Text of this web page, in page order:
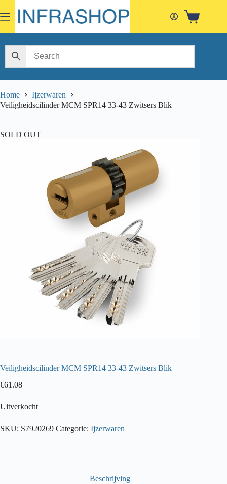
to
content
Shopping
Home
Ijzerwaren
Veiligheidscilinder MCM SPR14 33-43 Zwitsers Blik
SOLD OUT
Veiligheidscilinder MCM SPR14 33-43 Zwitsers Blik
€61.08
Uitverkocht
SKU: S7920269 Categorie: Ijzerwaren
Beschrijving